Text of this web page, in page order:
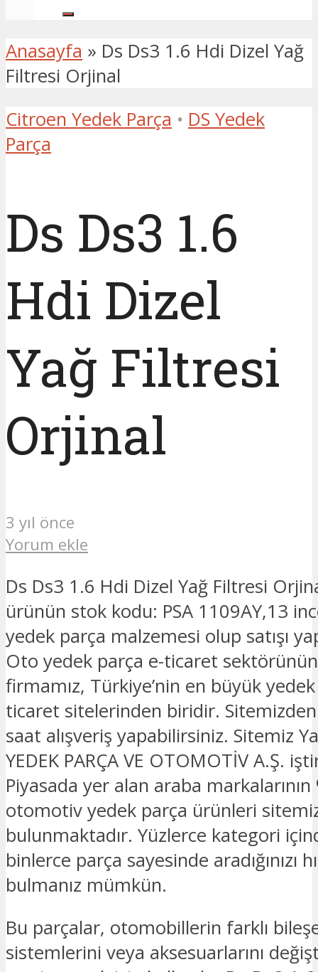
Anasayfa » Ds Ds3 1.6 Hdi Dizel Yağ
Filtresi Orjinal
Citroen Yedek Parça • DS Yedek
Parça
Ds Ds3 1.6
Hdi Dizel
Yağ Filtresi
Orjinal
3 yıl önce
Yorum ekle
Ds Ds3 1.6 Hdi Dizel Yağ Filtresi
ürünün stok kodu: PSA 1109AY,13
yedek parça malzemesi olup satışı
Oto yedek parça e-ticaret
firmamız, Türkiye’nin en büyük
ticaret sitelerinden biridir.
saat alışveriş yapabilirsiniz. Sitemiz
YEDEK PARÇA VE OTOMOTİV A.Ş.
Piyasada yer alan araba markalarının
otomotiv yedek parça ürünleri
bulunmaktadır. Yüzlerce kategori
binlerce parça sayesinde aradığınızı
bulmanız mümkün.
Bu parçalar, otomobillerin farklı
sistemlerini veya aksesuarlarını